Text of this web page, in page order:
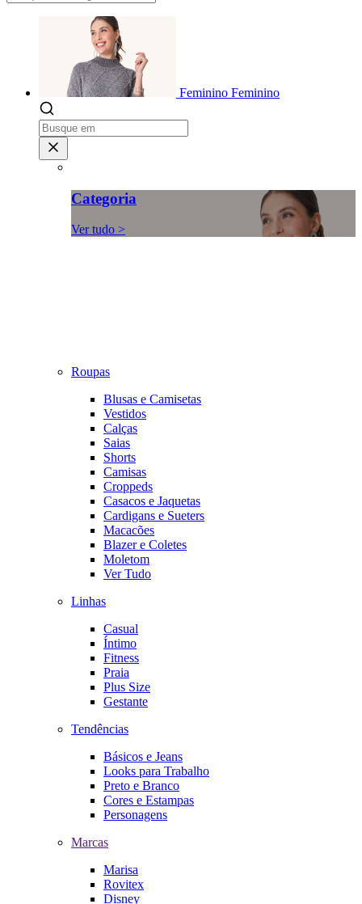
Feminino Feminino
Categoria
Ver tudo >
Roupas
Blusas e Camisetas
Vestidos
Calças
Saias
Shorts
Camisas
Croppeds
Casacos e Jaquetas
Cardigans e Sueters
Macacões
Blazer e Coletes
Moletom
Ver Tudo
Linhas
Casual
Íntimo
Fitness
Praia
Plus Size
Gestante
Tendências
Básicos e Jeans
Looks para Trabalho
Preto e Branco
Cores e Estampas
Personagens
Marcas
Marisa
Rovitex
Disney